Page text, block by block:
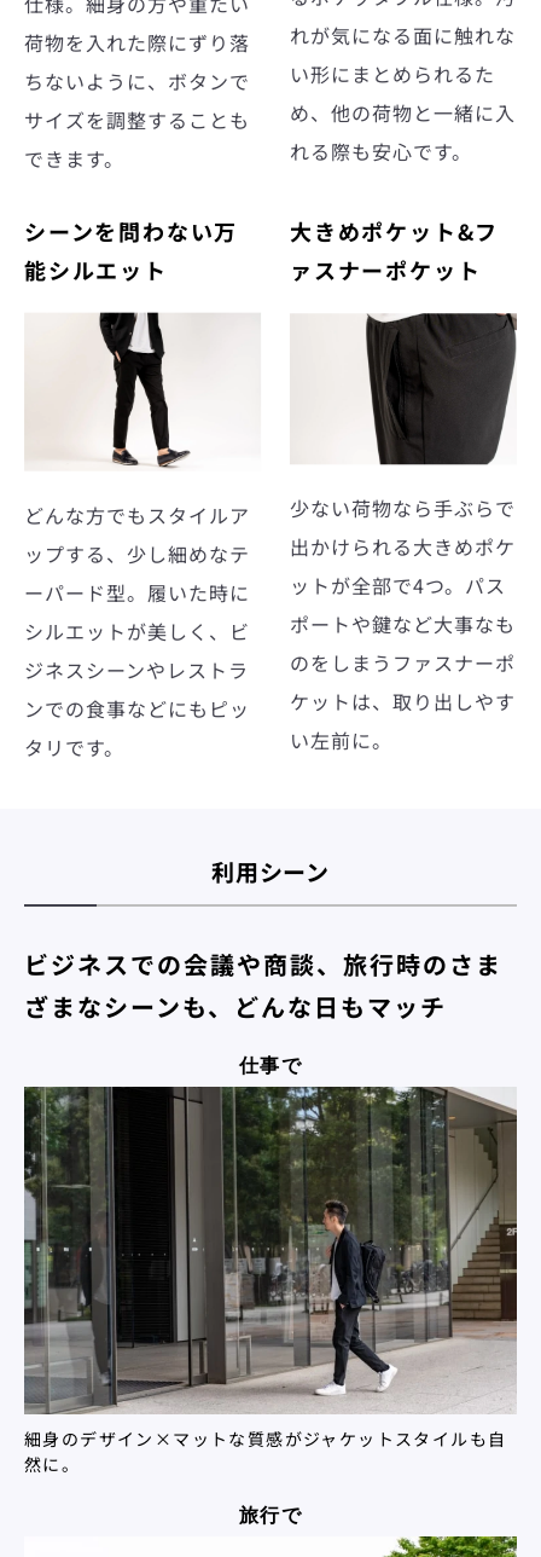
荷物を入れた際にずり落
ちないように、ボタンで
サイズを調整することも
できます。
れが気になる面に触れな
い形にまとめられるた
め、他の荷物と一緒に入
れる際も安心です。
シーンを問わない万
能シルエット
どんな方でもスタイルア
ップする、少し細めなテ
ーパード型。履いた時に
シルエットが美しく、ビ
ジネスシーンやレストラ
ンでの食事などにもピッ
タリです。
大きめポケット&フ
ァスナーポケット
少ない荷物なら手ぶらで
出かけられる大きめポケ
ットが全部で4つ。パス
ポートや鍵など大事なも
のをしまうファスナーポ
ケットは、取り出しやす
い左前に。
利用シーン
ビジネスでの会議や商談、旅行時のさま
ざまなシーンも、どんな日もマッチ
仕事で
細身のデザイン×マットな質感がジャケットスタイルも自
然に。
旅行で